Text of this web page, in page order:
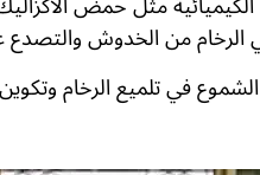
الرخام من الخدوش والتصدع